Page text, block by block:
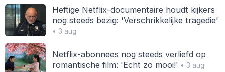
Heftige Netflix-documentaire houdt kijkers
nog steeds bezig: 'Verschrikkelijke tragedie'
• 3 aug
Netflix-abonnees nog steeds verliefd op
romantische film: 'Echt zo mooi!' • 3 aug